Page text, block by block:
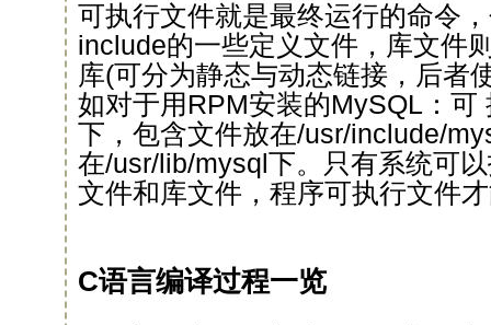
可执行文件就是最终运行的命令
include的一些定义文件，库文件
库(可分为静态与动态链接，后者
如对于用RPM安装的MySQL：可
下，包含文件放在/usr/include/
在/usr/lib/mysql下。只有系统可
文件和库文件，程序可执行文件
C语言编译过程一览